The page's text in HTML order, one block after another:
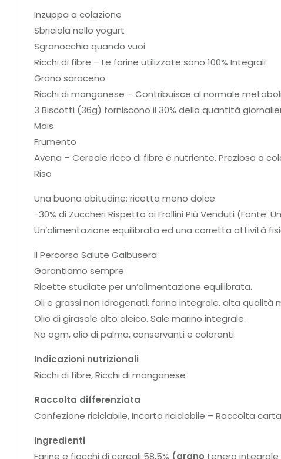
Inzuppa a colazione
Sbriciola nello yogurt
Sgranocchia quando vuoi
Ricchi di fibre – Le farine utilizzate sono 100% Integrali
Grano saraceno
Ricchi di manganese – Contribuisce al normale
3 Biscotti (36g) forniscono il 30% della quantità
Mais
Frumento
Avena – Cereale ricco di fibre e nutriente. Prezioso a
Riso
Una buona abitudine: ricetta meno dolce
-30% di Zuccheri Rispetto ai Frollini Più Venduti (Fonte:
Un’alimentazione equilibrata ed una corretta attività
Il Percorso Salute Galbusera
Garantiamo sempre
Ricette studiate per un’alimentazione equilibrata.
Oli e grassi non idrogenati, farina integrale, alta qualità
Olio di girasole alto oleico. Sale marino integrale.
No ogm, olio di palma, conservanti e coloranti.
Indicazioni nutrizionali
Ricchi di fibre, Ricchi di manganese
Raccolta differenziata
Confezione riciclabile, Incarto riciclabile – Raccolta
Ingredienti
Farine e fiocchi di cereali 58,5% (grano tenero integrale